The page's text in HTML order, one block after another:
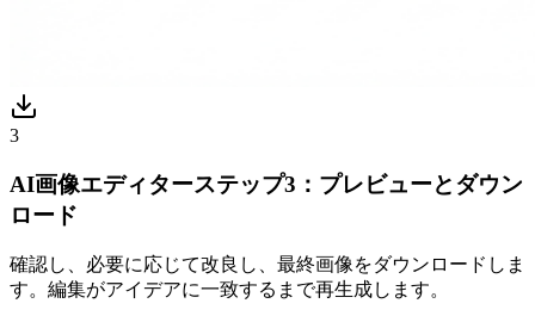
3
AI画像エディターステップ3：プレビューとダウン
ロード
確認し、必要に応じて改良し、最終画像をダウンロードしま
す。編集がアイデアに一致するまで再生成します。